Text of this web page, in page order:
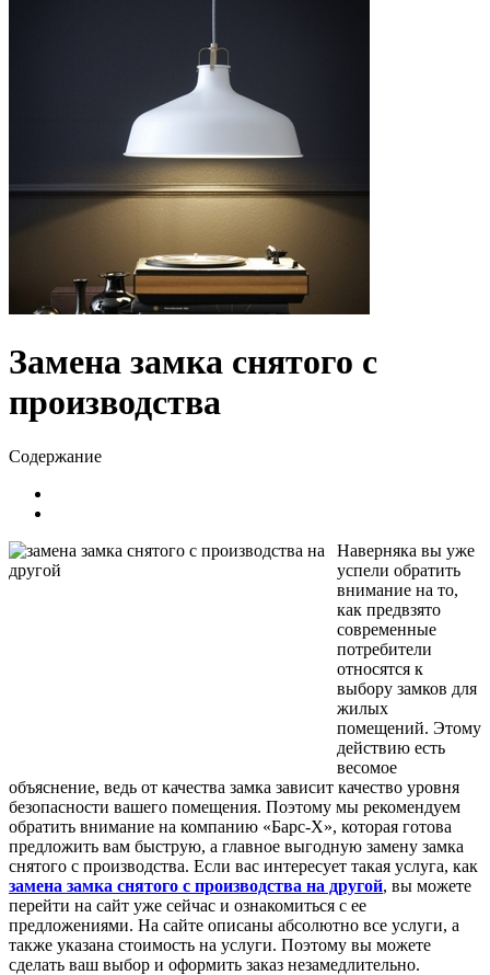
Замена замка снятого с
производства
Содержание
Наверняка вы уже
успели обратить
внимание на то,
как предвзято
современные
потребители
относятся к
выбору замков для
жилых
помещений. Этому
действию есть
весомое
объяснение, ведь от качества замка зависит качество уровня
безопасности вашего помещения. Поэтому мы рекомендуем
обратить внимание на компанию «Барс-Х», которая готова
предложить вам быструю, а главное выгодную замену замка
снятого с производства. Если вас интересует такая услуга, как
замена замка снятого с производства на другой, вы можете
перейти на сайт уже сейчас и ознакомиться с ее
предложениями. На сайте описаны абсолютно все услуги, а
также указана стоимость на услуги. Поэтому вы можете
сделать ваш выбор и оформить заказ незамедлительно.